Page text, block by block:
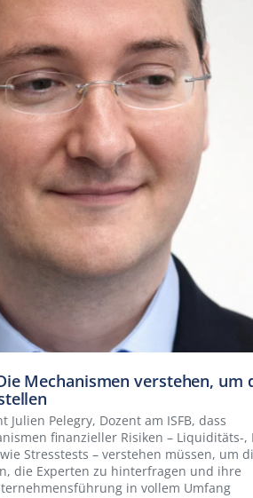
Mechanismen verstehen, um
Pelegry, Dozent am ISFB, dass
finanzieller Risiken – Liquiditäts-,
Stresstests – verstehen müssen, um
die Experten zu hinterfragen und ihre
in vollem Umfang